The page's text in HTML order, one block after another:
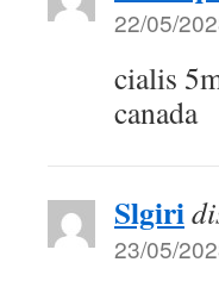
22/05/
cialis
canada
Slgiri
23/05/